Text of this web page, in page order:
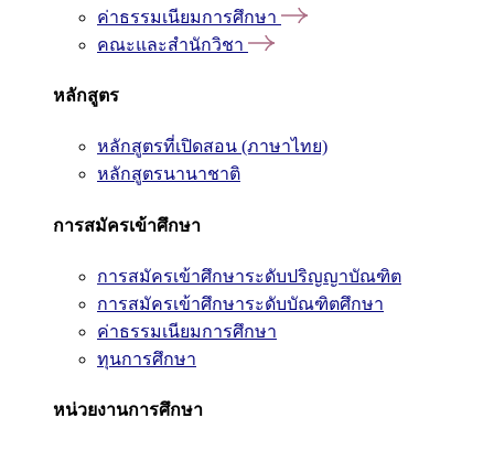
ค่าธรรมเนียมการศึกษา
คณะและสำนักวิชา
หลักสูตร
หลักสูตรที่เปิดสอน (ภาษาไทย)
หลักสูตรนานาชาติ
การสมัครเข้าศึกษา
การสมัครเข้าศึกษาระดับปริญญาบัณฑิต
การสมัครเข้าศึกษาระดับบัณฑิตศึกษา
ค่าธรรมเนียมการศึกษา
ทุนการศึกษา
หน่วยงานการศึกษา